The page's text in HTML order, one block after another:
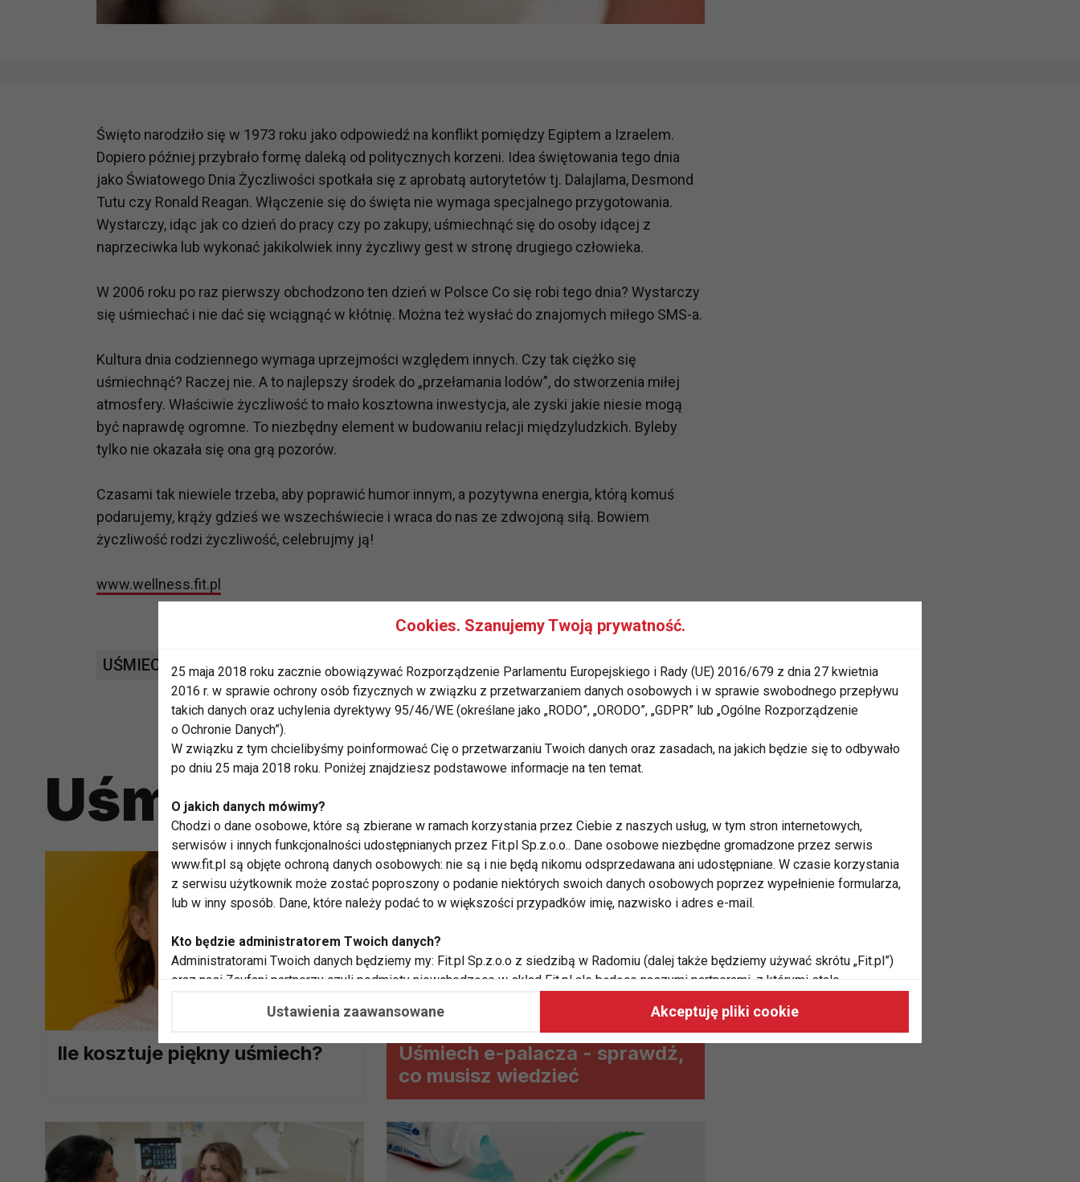
Święto narodziło się w 1973 roku jako odpowiedź na konflikt pomiędzy Egiptem a Izraelem.
Dopiero później przybrało formę daleką od politycznych korzeni. Idea świętowania tego dnia
jako Światowego Dnia Życzliwości spotkała się z aprobatą autorytetów tj. Dalajlama, Desmond
Tutu czy Ronald Reagan. Włączenie się do święta nie wymaga specjalnego przygotowania.
Wystarczy, idąc jak co dzień do pracy czy po zakupy, uśmiechnąć się do osoby idącej z
naprzeciwka lub wykonać jakikolwiek inny życzliwy gest w stronę drugiego człowieka.
W 2006 roku po raz pierwszy obchodzono ten dzień w Polsce Co się robi tego dnia? Wystarczy
się uśmiechać i nie dać się wciągnąć w kłótnię. Można też wysłać do znajomych miłego SMS-a.
Kultura dnia codziennego wymaga uprzejmości względem innych. Czy tak ciężko się
uśmiechnąć? Raczej nie. A to najlepszy środek do „przełamania lodów”, do stworzenia miłej
atmosfery. Właściwie życzliwość to mało kosztowna inwestycja, ale zyski jakie niesie mogą
być naprawdę ogromne. To niezbędny element w budowaniu relacji międzyludzkich. Byleby
tylko nie okazała się ona grą pozorów.
Czasami tak niewiele trzeba, aby poprawić humor innym, a pozytywna energia, którą komuś
podarujemy, krąży gdzieś we wszechświecie i wraca do nas ze zdwojoną siłą. Bowiem
życzliwość rodzi życzliwość, celebrujmy ją!
www.wellness.fit.pl
UŚMIECH WELLNESS
Uśmiech
Ile kosztuje piękny uśmiech?
Uśmiech e-palacza - sprawdź,
co musisz wiedzieć
Cookies. Szanujemy Twoją prywatność.
25 maja 2018 roku zacznie obowiązywać Rozporządzenie Parlamentu Europejskiego i Rady (UE) 2016/679 z dnia 27 kwietnia
2016 r. w sprawie ochrony osób fizycznych w związku z przetwarzaniem danych osobowych i w sprawie swobodnego przepływu
takich danych oraz uchylenia dyrektywy 95/46/WE (określane jako „RODO”, „ORODO”, „GDPR” lub „Ogólne Rozporządzenie
o Ochronie Danych”).
W związku z tym chcielibyśmy poinformować Cię o przetwarzaniu Twoich danych oraz zasadach, na jakich będzie się to odbywało
po dniu 25 maja 2018 roku. Poniżej znajdziesz podstawowe informacje na ten temat.
O jakich danych mówimy?
Chodzi o dane osobowe, które są zbierane w ramach korzystania przez Ciebie z naszych usług, w tym stron internetowych,
serwisów i innych funkcjonalności udostępnianych przez Fit.pl Sp.z.o.o.. Dane osobowe niezbędne gromadzone przez serwis
www.fit.pl są objęte ochroną danych osobowych: nie są i nie będą nikomu odsprzedawana ani udostępniane. W czasie korzystania
z serwisu użytkownik może zostać poproszony o podanie niektórych swoich danych osobowych poprzez wypełnienie formularza,
lub w inny sposób. Dane, które należy podać to w większości przypadków imię, nazwisko i adres e-mail.
Kto będzie administratorem Twoich danych?
Administratorami Twoich danych będziemy my: Fit.pl Sp.z.o.o z siedzibą w Radomiu (dalej także będziemy używać skrótu „Fit.pl”)
oraz nasi Zaufani partnerzy czyli podmioty niewchodzące w skład Fit.pl ale będące naszymi partnerami, z którymi stale
potrzeb i zainteresowań.
Dlaczego chcemy przetwarzać Twoje dane?
dopasować treści stron i ich tematykę, w tym tematykę ukazujących się tam materiałów do Twoich zainteresowań oraz do
zapewnić Ci większe bezpieczeństwo usług, w tym aby wykryć ewentualne boty, oszustwa czy nadużycia,
pokazywać Ci reklamy dopasowane do Twoich potrzeb i zainteresowań,
dokonywać pomiarów, które pozwalają nam udoskonalać nasze usługi i sprawić, że będą maksymalnie odpowiadać Twoim
Ustawienia zaawansowane Akceptuję pliki cookie